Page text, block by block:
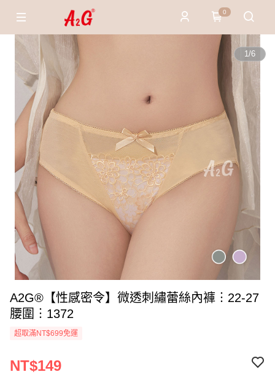
0
1/6
A2G®【性感密令】微透刺繡蕾絲內褲︙22-27
腰圍︙1372
超取滿NT$699免運
NT$149